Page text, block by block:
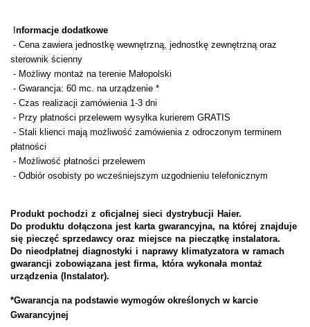
nformacje dodatkowe
- Cena zawiera jednostkę wewnętrzną, jednostkę zewnętrzną oraz
sterownik ścienny
- Możliwy montaż na terenie Małopolski
- Gwarancja: 60 mc. na urządzenie *
- Czas realizacji zamówienia 1-3 dni
- Przy płatności przelewem wysyłka kurierem GRATIS
- Stali klienci mają możliwość zamówienia z odroczonym terminem
płatności
- Możliwość płatności przelewem
- Odbiór osobisty po wcześniejszym uzgodnieniu telefonicznym
Produkt pochodzi z oficjalnej sieci dystrybucji Haier.
Do produktu dołączona jest karta gwarancyjna, na której znajduje
się pieczęć sprzedawcy oraz miejsce na pieczątkę instalatora.
Do nieodpłatnej diagnostyki i naprawy klimatyzatora w ramach
gwarancji zobowiązana jest firma, która wykonała montaż
urządzenia ( Instalator).
*Gwarancja na podstawie wymogów określonych w karcie
Gwarancyjnej